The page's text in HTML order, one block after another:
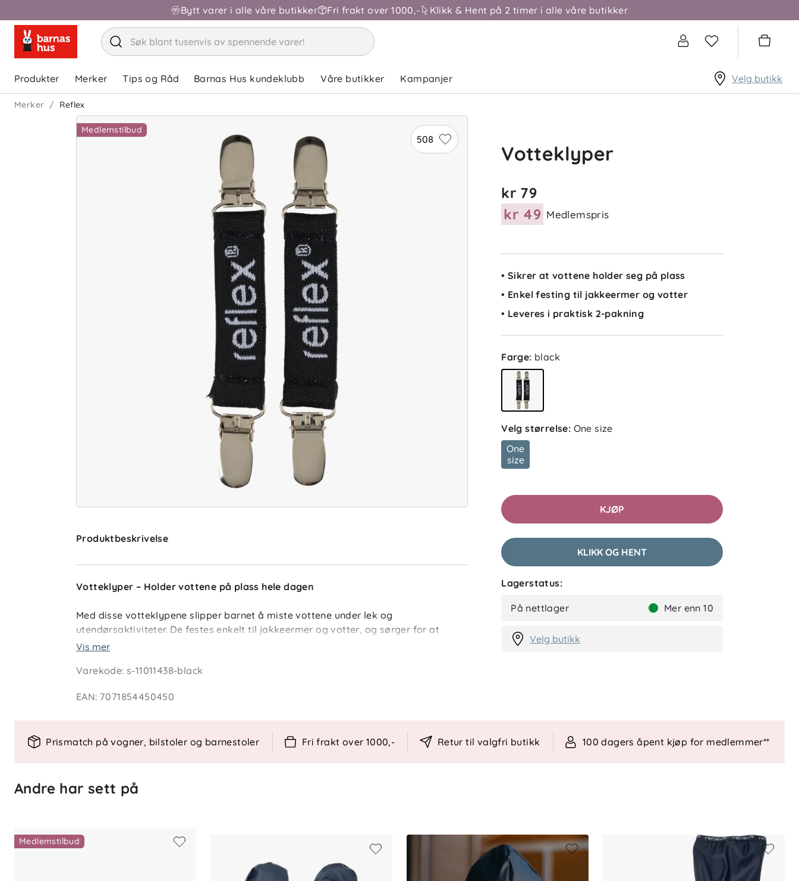
Bytt varer i alle våre butikker Fri frakt over 1000,- Klikk & Hent på 2 timer i alle våre butikker
Produkter Merker Tips og Råd Barnas Hus kundeklubb Våre butikker Kampanjer Velg butikk
Merker Reflex
508
Medlemstilbud
Produktbeskrivelse
Votteklyper – Holder vottene på plass hele dagen
Med disse votteklypene slipper barnet å miste vottene under lek og
utendørsaktiviteter. De festes enkelt til jakkeermer og votter, og sørger for at
vottene holder seg på plass gjennom hele dagen.
Praktisk 2-pakning
– Ha ett par i reserve.
Størrelse:
Vis mer
Varekode:s-11011438-black
EAN: 7071854450450
Votteklyper
kr 79
kr 49 Medlemspris
• Sikrer at vottene holder seg på plass
• Enkel festing til jakkeermer og votter
• Leveres i praktisk 2-pakning
Farge: black
Velg størrelse: One size
One
size
KJØP
KLIKK OG HENT
Lagerstatus:
På nettlager Mer enn 10
Velg butikk
Prismatch på vogner, bilstoler og barnestoler Fri frakt over 1000,- Retur til valgfri butikk 100 dagers åpent kjøp for medlemmer**
Andre har sett på
Medlemstilbud